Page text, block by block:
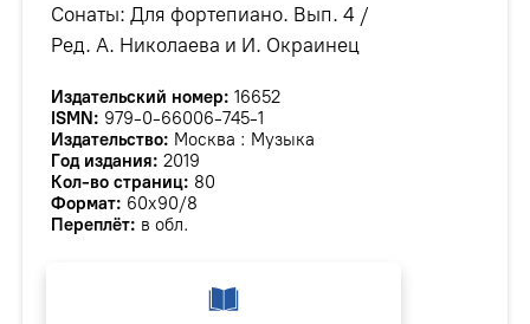
Сонаты: Для фортепиано. Вып. 4 /
Ред. А. Николаева и И. Окраинец
Издательский номер: 16652
ISMN: 979-0-66006-745-1
Издательство: Москва : Музыка
Год издания: 2019
Кол-во страниц: 80
Формат: 60х90/8
Переплёт: в обл.